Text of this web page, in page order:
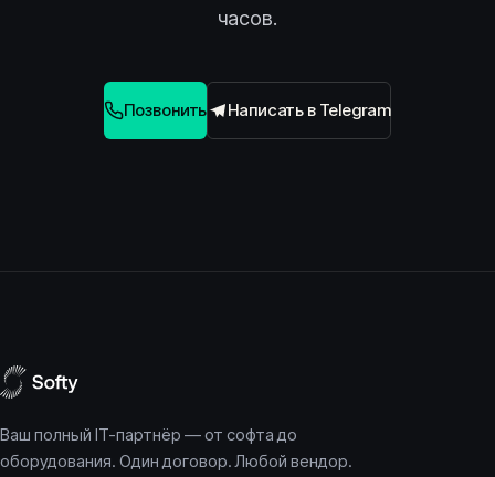
часов.
Позвонить Написать в Telegram
Ваш полный IT-партнёр — от софта до
оборудования. Один договор. Любой вендор.